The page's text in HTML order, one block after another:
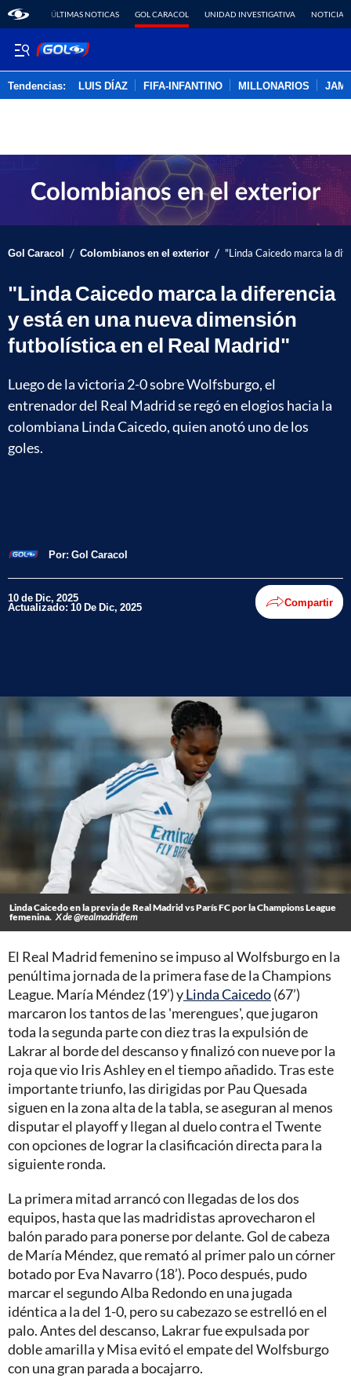
ÚLTIMAS NOTICAS GOL CARACOL UNIDAD INVESTIGATIVA NOTICIAS
Tendencias: LUIS DÍAZ FIFA-INFANTINO MILLONARIOS
Gol Caracol / Colombianos en el exterior / "Linda Caicedo marca la
"Linda Caicedo marca la diferencia
y está en una nueva dimensión
futbolística en el Real Madrid"
Luego de la victoria 2-0 sobre Wolfsburgo, el
entrenador del Real Madrid se regó en elogios hacia la
colombiana Linda Caicedo, quien anotó uno de los
goles.
Por: Gol Caracol
10 de Dic, 2025
Actualizado: 10 De Dic, 2025 Compartir
Linda Caicedo en la previa de Real Madrid vs París FC por la Champions League
femenina. X de @realmadridfem
El Real Madrid femenino se impuso al Wolfsburgo en la
penúltima jornada de la primera fase de la Champions
League. María Méndez (19’) yLinda Caicedo(67’)
marcaron los tantos de las 'merengues', que jugaron
toda la segunda parte con diez tras la expulsión de
Lakrar al borde del descanso y finalizó con nueve por la
roja que vio Iris Ashley en el tiempo añadido. Tras este
importante triunfo, las dirigidas por Pau Quesada
siguen en la zona alta de la tabla, se aseguran al menos
disputar el playoff y llegan al duelo contra el Twente
con opciones de lograr la clasificación directa para la
siguiente ronda.
La primera mitad arrancó con llegadas de los dos
equipos, hasta que las madridistas aprovecharon el
balón parado para ponerse por delante. Gol de cabeza
de María Méndez, que remató al primer palo un córner
botado por Eva Navarro (18’). Poco después, pudo
marcar el segundo Alba Redondo en una jugada
idéntica a la del 1-0, pero su cabezazo se estrelló en el
palo. Antes del descanso, Lakrar fue expulsada por
doble amarilla y Misa evitó el empate del Wolfsburgo
con una gran parada a bocajarro.